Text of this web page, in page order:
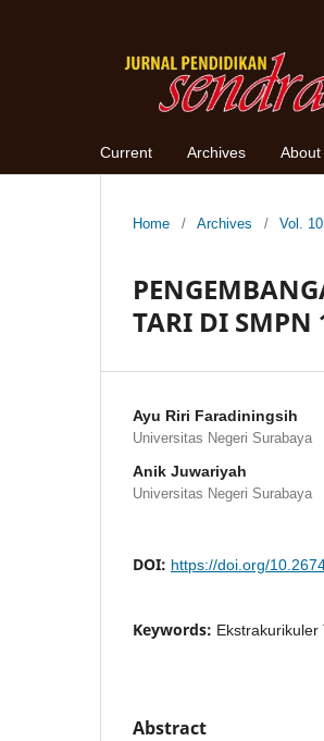
Current Archives About
Home / Archives / Vol.
TARI DI SMPN
Ayu Riri Faradiningsih
Universitas Negeri Surabaya
Anik Juwariyah
Universitas Negeri Surabaya
DOI: https://doi.org/
Keywords: Ekstrakurikuler
Abstract